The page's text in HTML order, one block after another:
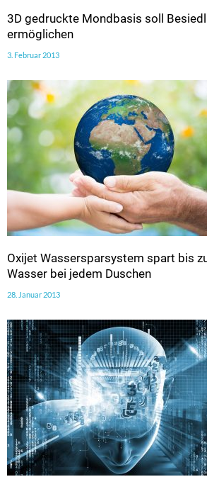
3D gedruckte Mondbasis soll
ermöglichen
3. Februar 2013
Oxijet Wassersparsystem spart bis
Wasser bei jedem Duschen
28. Januar 2013